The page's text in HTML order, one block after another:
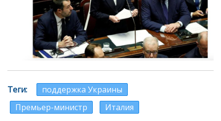
Теги
поддержка Украины
Премьер-министр
Италия